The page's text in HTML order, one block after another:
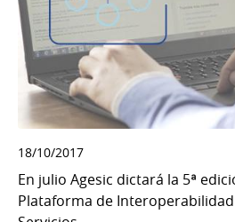
18/10/2017
En julio Agesic dictará la 5ª
Plataforma de